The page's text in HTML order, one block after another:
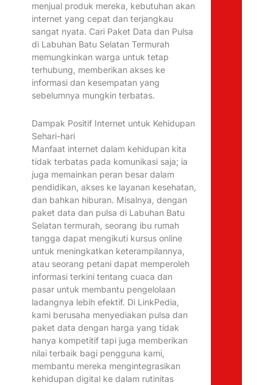
menjual produk mereka, kebutuhan akan
internet yang cepat dan terjangkau
sangat nyata. Cari Paket Data dan Pulsa
di Labuhan Batu Selatan Termurah
memungkinkan warga untuk tetap
terhubung, memberikan akses ke
informasi dan kesempatan yang
sebelumnya mungkin terbatas.
Dampak Positif Internet untuk Kehidupan
Sehari-hari
Manfaat internet dalam kehidupan kita
tidak terbatas pada komunikasi saja; ia
juga memainkan peran besar dalam
pendidikan, akses ke layanan kesehatan,
dan bahkan hiburan. Misalnya, dengan
paket data dan pulsa di Labuhan Batu
Selatan termurah, seorang ibu rumah
tangga dapat mengikuti kursus online
untuk meningkatkan keterampilannya,
atau seorang petani dapat memperoleh
informasi terkini tentang cuaca dan
pasar untuk membantu pengelolaan
ladangnya lebih efektif. Di LinkPedia,
kami berusaha menyediakan pulsa dan
paket data dengan harga yang tidak
hanya kompetitif tapi juga memberikan
nilai terbaik bagi pengguna kami,
membantu mereka mengintegrasikan
kehidupan digital ke dalam rutinitas